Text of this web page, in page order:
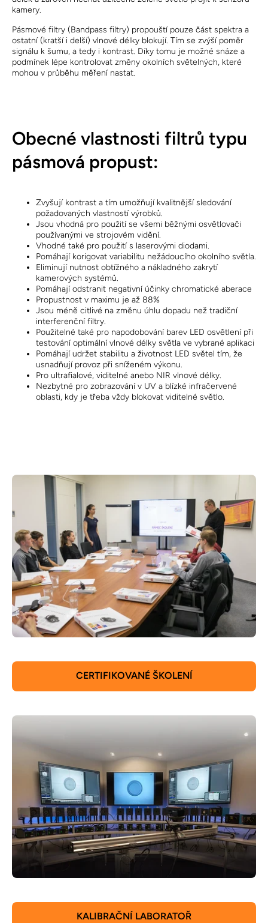
kamery.
Pásmové filtry (Bandpass filtry) propouští pouze část spektra a
ostatní (kratší i delší) vlnové délky blokují. Tím se zvýší poměr
signálu k šumu, a tedy i kontrast. Díky tomu je možné snáze a
podmínek lépe kontrolovat změny okolních světelných, které
mohou v průběhu měření nastat.
Obecné vlastnosti filtrů typu
pásmová propust:
Zvyšují kontrast a tím umožňují kvalitnější sledování
požadovaných vlastností výrobků.
Jsou vhodná pro použití se všemi běžnými osvětlovači
používanými ve strojovém vidění.
Vhodné také pro použití s ​​laserovými diodami.
Pomáhají korigovat variabilitu nežádoucího okolního světla.
Eliminují nutnost obtížného a nákladného zakrytí
kamerových systémů.
Pomáhají odstranit negativní účinky chromatické aberace
Propustnost v maximu je až 88%
Jsou méně citlivé na změnu úhlu dopadu než tradiční
interferenční filtry.
Použitelné také pro napodobování barev LED osvětlení při
testování optimální vlnové délky světla ve vybrané aplikaci
Pomáhají udržet stabilitu a životnost LED světel tím, že
usnadňují provoz při sníženém výkonu.
Pro ultrafialové, viditelné anebo NIR vlnové délky.
Nezbytné pro zobrazování v UV a blízké infračervené
oblasti, kdy je třeba vždy blokovat viditelné světlo.
CERTIFIKOVANÉ ŠKOLENÍ
KALIBRAČNÍ LABORATOŘ